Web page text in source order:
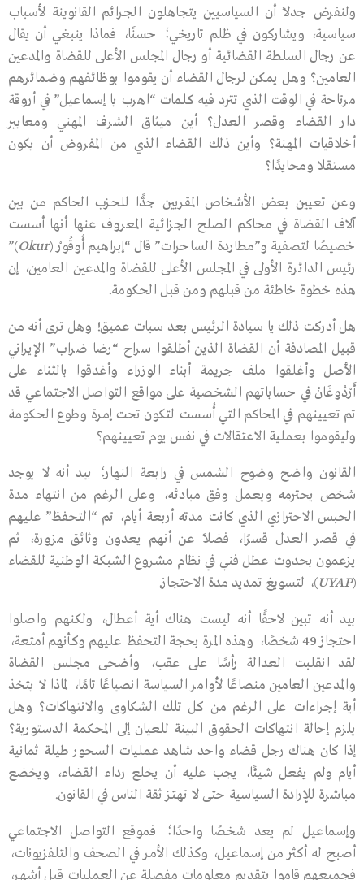
ولنفرض جدلًا أن السياسيين يتجاهلون الجرائم القانوينة لأسباب
سياسية، ويشاركون في ظلم تاريخي؛ حسنًا، فماذا ينبغي أن يقال
عن رجال السلطة القضائية أو رجال المجلس الأعلى للقضاة والمدعين
العامين؟ وهل يمكن لرجال القضاء أن يقوموا بوظائفهم وضمائرهم
مرتاحة في الوقت الذي تترد فيه كلمات “اهرب يا إسماعيل” في أروقة
دار القضاء وقصر العدل؟ أين ميثاق الشرف المهني ومعايير
أخلاقيات المهنة؟ وأين ذلك القضاء الذي من المفروض أن يكون
مستقلا ومحايدًا؟
وعن تعيين بعض الأشخاص المقربين جدًّا للحزب الحاكم من بين
آلاف القضاة في محاكم الصلح الجزائية المعروف عنها أنها أسست
خصيصًا لتصفية و”مطاردة الساحرات” قال “إبراهيم أُوقُورْ (Okur
)”
رئيس الدائرة الأولى في المجلس الأعلى للقضاة والمدعين العامين، إن
هذه خطوة خاطئة من قبلهم ومن قبل الحكومة.
هل أدركت ذلك يا سيادة الرئيس بعد سبات عميق! وهل ترى أنه من
قبيل المصادفة أن القضاة الذين أطلقوا سراح “رضا ضراب” الإيراني
الأصل وأغلقوا ملف جريمة أبناء الوزراء وأغدقوا بالثناء على
أَرْدُوغَانْ في حساباتهم الشخصية على مواقع التواصل الاجتماعي قد
تم تعيينهم في المحاكم التي أُسست لتكون تحت إمرة وطوع الحكومة
وليقوموا بعملية الاعتقالات في نفس يوم تعيينهم؟
القانون واضح وضوح الشمس في رابعة النهار؛ بيد أنه لا يوجد
شخص يحترمه ويعمل وفق مبادئه، وعلى الرغم من انتهاء مدة
الحبس الاحترازي الذي كانت مدته أربعة أيام، تم “التحفظ” عليهم
في قصر العدل قسرًا، فضلًا عن أنهم يعدون وثائق مزورة، ثم
يزعمون بحدوث عطل فني في نظام مشروع الشبكة الوطنية للقضاء
(
UYAP)، لتسويغ تمديد مدة الاحتجاز.
بيد أنه تبين لاحقًا أنه ليست هناك أية أعطال، ولكنهم واصلوا
احتجاز 49 شخصًا، وهذه المرة بحجة التحفظ عليهم وكأنهم أمتعة،
لقد انقلبت العدالة رأسًا على عقب، وأضحى مجلس القضاة
والمدعين العامين منصاعًا لأوامر السياسة انصياعًا تامًا، لماذا لا يتخذ
أية إجراءات على الرغم من كل تلك الشكاوى والانتهاكات؟ وهل
يلزم إحالة انتهاكات الحقوق البينة للعيان إلى المحكمة الدستورية؟
إذا كان هناك رجل قضاء واحد شاهد عمليات السحور طيلة ثمانية
أيام ولم يفعل شيئًا، يجب عليه أن يخلع رداء القضاء، ويخضع
مباشرة للإرادة السياسية حتى لا تهتز ثقة الناس في القانون.
وإسماعيل لم يعد شخصًا واحدًا؛ فموقع التواصل الاجتماعي
أصبح له أكثر من إسماعيل، وكذلك الأمر في الصحف والتلفزيونات،
فجميعهم قاموا بتقديم معلومات مفصلة عن العمليات قبل أشهر،